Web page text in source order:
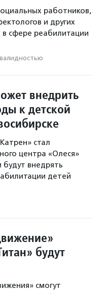
работников,
и других
сфере реабилитации
внедрить
к детской
стал
центра «Олеся»
будут внедрять
детей
будут
смогут